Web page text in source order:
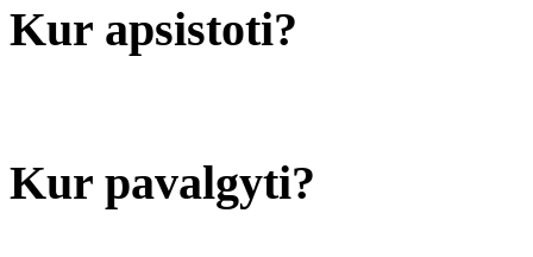
Kur apsistoti?
Kur pavalgyti?